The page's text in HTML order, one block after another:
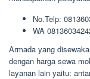
No.Telp:
WA
Armada yang
dengan harga sewa
layanan lain yaitu: